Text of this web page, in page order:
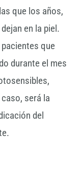
que los años,
en la piel.
que
durante el mes
será la
del